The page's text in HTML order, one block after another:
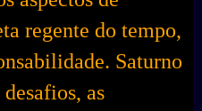
regente do tempo,
Saturno
as